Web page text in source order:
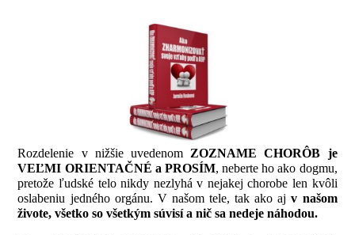
Rozdelenie v nižšie uvedenom ZOZNAME CHORÔB je
VEĽMI ORIENTAČNÉ a PROSÍM, neberte ho ako dogmu,
pretože ľudské telo nikdy nezlyhá v nejakej chorobe len kvôli
oslabeniu jedného orgánu. V našom tele, tak ako ajv našom
živote, všetko so všetkým súvisí a nič sa nedeje náhodou.